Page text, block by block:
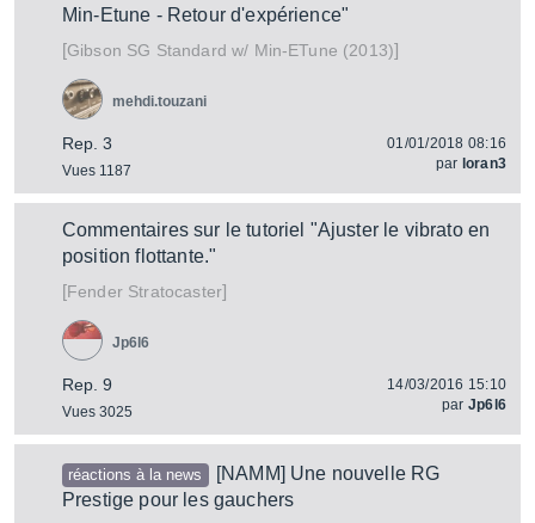
Min-Etune - Retour d'expérience"
[Gibson SG Standard w/ Min-ETune (2013)]
Rep. 3
Vues 1187
mehdi.touzani
01/01/2018 08:16
par loran3
Commentaires sur le tutoriel "Ajuster le vibrato en
position flottante."
[FenderStratocaster]
Rep. 9
Vues 3025
Jp6l6
14/03/2016 15:10
par Jp6l6
réactions à la news
[NAMM] Une nouvelle RG
Prestige pour les gauchers